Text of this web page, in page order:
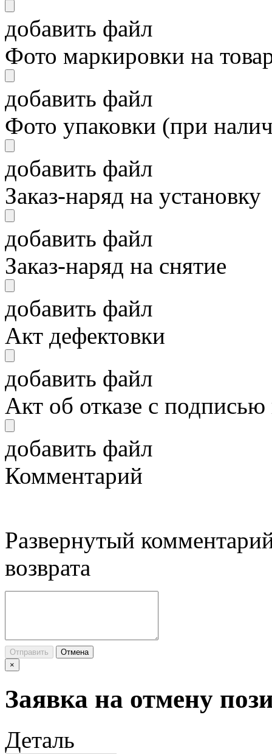
добавить файл
Фото маркировки на
добавить файл
Фото упаковки (при
добавить файл
Заказ-наряд на установку
добавить файл
Заказ-наряд на снятие
добавить файл
Акт дефектовки
добавить файл
Акт об отказе с
добавить файл
Комментарий
Развернутый
возврата
Отправить
Отмена
×
Заявка на отмену
Деталь